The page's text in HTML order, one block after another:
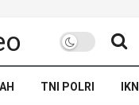
TNI POLRI IKN